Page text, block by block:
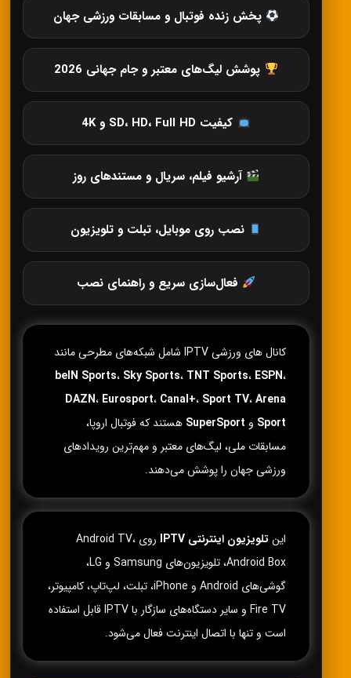
پخش زنده فوتبال و مسابقات ورزشی جهان
پوشش لیگ‌های معتبر و جام جهانی 2026
کیفیت SD، HD، Full HD و 4K
آرشیو فیلم، سریال و مستندهای روز
نصب روی موبایل، تبلت و تلویزیون
فعال‌سازی سریع و راهنمای نصب
کانال های ورزشی IPTV شامل شبکه‌های مطرحی مانند
beIN Sports، Sky Sports، TNT Sports، ESPN،
DAZN، Eurosport، Canal+، Sport TV،Arena
Sport و SuperSport هستند که فوتبال اروپا،
مسابقات ملی، لیگ‌های معتبر و مهم‌ترین رویدادهای
ورزشی جهان را پوشش می‌دهند.
این تلویزیون اینترنتی IPTV
روی Android TV،
Android Box، تلویزیون‌های Samsung و LG،
گوشی‌های Android و iPhone، تبلت، لپ‌تاپ، کامپیوتر،
Fire TV و سایر دستگاه‌های سازگار با IPTV قابل استفاده
است و تنها با اتصال اینترنت فعال می‌شود.